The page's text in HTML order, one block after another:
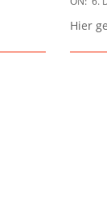
06
Hier